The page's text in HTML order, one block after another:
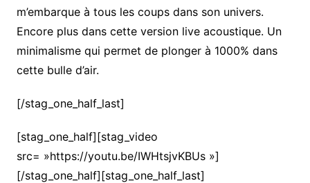
m’embarque à tous les coups dans son univers.
Encore plus dans cette version live acoustique. Un
minimalisme qui permet de plonger à 1000% dans
cette bulle d’air.
[/stag_one_half_last]
[stag_one_half][stag_video
src= »https://youtu.be/IWHtsjvKBUs »]
[/stag_one_half][stag_one_half_last]